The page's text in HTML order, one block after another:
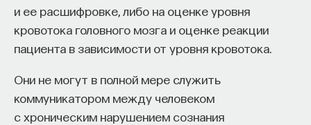
и ее расшифровке, либо на оценке уровня
кровотока головного мозга и оценке реакции
пациента в зависимости от уровня кровотока.
Они не могут в полной мере служить
коммуникатором между человеком
с хроническим нарушением сознания